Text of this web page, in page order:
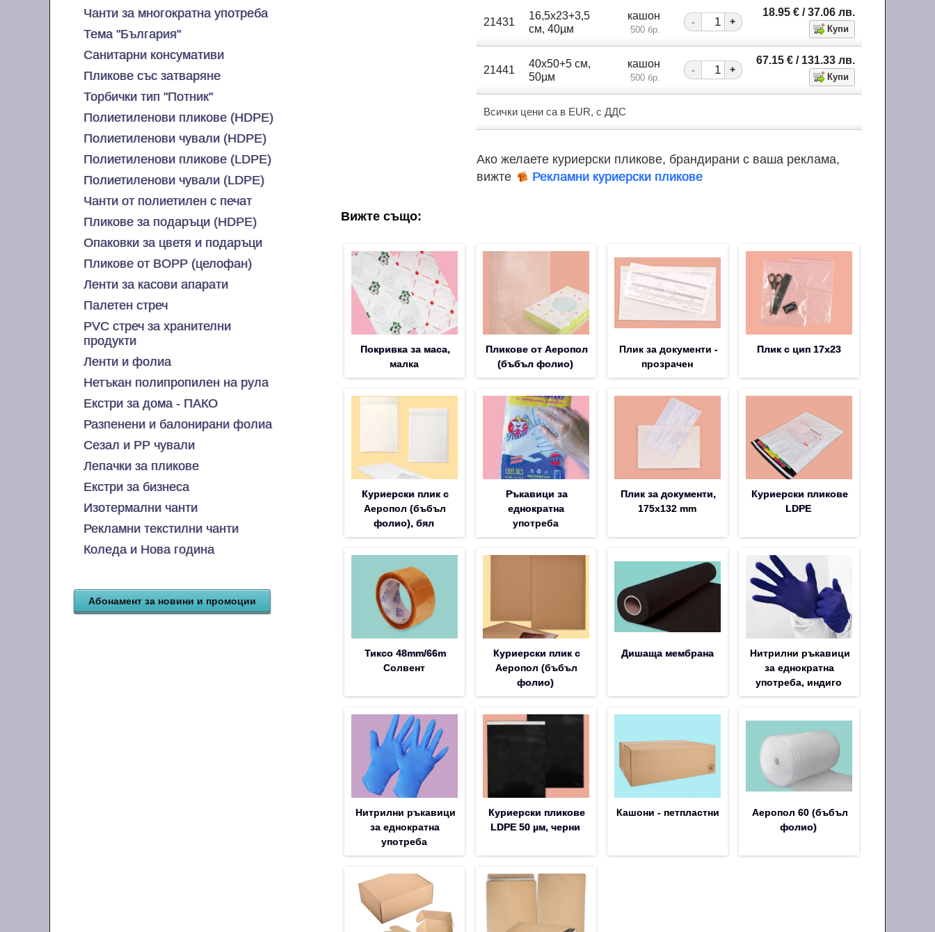
Чанти за многократна употреба
Тема "България"
Санитарни консумативи
Пликове със затваряне
Торбички тип "Потник"
Полиетиленови пликове (HDPE)
Полиетиленови чували (HDPE)
Полиетиленови пликове (LDPE)
Полиетиленови чували (LDPE)
Чанти от полиетилен с печат
Пликове за подаръци (HDPE)
Опаковки за цветя и подаръци
Пликове от BOPP (целофан)
Ленти за касови апарати
Палетен стреч
PVC стреч за хранителни
продукти
Ленти и фолиа
Нетъкан полипропилен на рула
Екстри за дома - ПАКО
Разпенени и балонирани фолиа
Сезал и PP чували
Лепачки за пликове
Екстри за бизнеса
Изотермални чанти
Рекламни текстилни чанти
Коледа и Нова година
21431
16,5х23+3,5
см, 40µм
кашон
500 бр.
- +
18.95€ / 37.06лв.
21441
40х50+5 см,
50µм
кашон
500 бр.
- +
67.15€ / 131.33лв.
Всички цени са в EUR, с ДДС
Ако желаете куриерски пликове, брандирани с ваша реклама,
вижте
Рекламни куриерски пликове
Вижте също:
Покривка за маса,
малка
Пликове от Аеропол
(бъбъл фолио)
Плик за документи -
прозрачен
Плик с цип 17х23
Куриерски плик с
Аеропол (бъбъл
фолио), бял
Ръкавици за
еднократна
употреба
Плик за документи,
175x132 mm
Куриерски пликове
LDPE
Тиксо 48mm/66m
Солвент
Куриерски плик с
Аеропол (бъбъл
фолио)
Дишаща мембрана
Нитрилни ръкавици
за еднократна
употреба, индиго
Нитрилни ръкавици
за еднократна
употреба
Куриерски пликове
LDPE 50 µм, черни
Кашони - петпластни
Аеропол 60 (бъбъл
фолио)